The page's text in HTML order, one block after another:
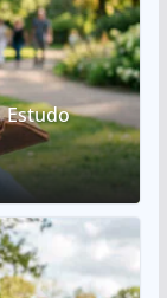
Estudo